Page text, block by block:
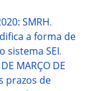
SMRH.
a forma de
sistema SEI.
MARÇO DE
prazos de